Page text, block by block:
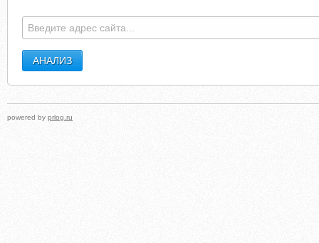
powered by prlog.ru